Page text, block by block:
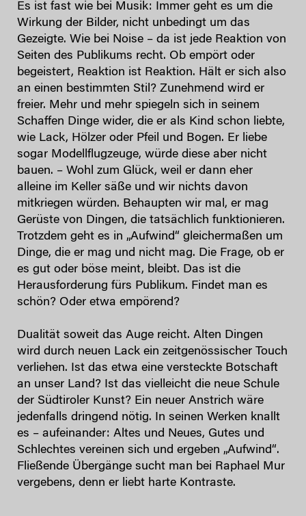
Es ist fast wie bei Musik: Immer geht es um die
Wirkung der Bilder, nicht unbedingt um das
Gezeigte. Wie bei Noise ­– da ist jede Reaktion von
Seiten des Publikums recht. Ob empört oder
begeistert, Reaktion ist Reaktion. Hält er sich also
an einen bestimmten Stil? Zunehmend wird er
freier. Mehr und mehr spiegeln sich in seinem
Schaffen Dinge wider, die er als Kind schon liebte,
wie Lack, Hölzer oder Pfeil und Bogen. Er liebe
sogar Modellflugzeuge, würde diese aber nicht
bauen. – Wohl zum Glück, weil er dann eher
alleine im Keller säße und wir nichts davon
mitkriegen würden. Behaupten wir mal, er mag
Gerüste von Dingen, die tatsächlich funktionieren.
Trotzdem geht es in „Aufwind“ gleichermaßen um
Dinge, die er mag und nicht mag. Die Frage, ob er
es gut oder böse meint, bleibt. Das ist die
Herausforderung fürs Publikum. Findet man es
schön? Oder etwa empörend?
Dualität soweit das Auge reicht. Alten Dingen
wird durch neuen Lack ein zeitgenössischer Touch
verliehen. Ist das etwa eine versteckte Botschaft
an unser Land? Ist das vielleicht die neue Schule
der Südtiroler Kunst? Ein neuer Anstrich wäre
jedenfalls dringend nötig. In seinen Werken knallt
es – aufeinander: Altes und Neues, Gutes und
Schlechtes vereinen sich und ergeben „Aufwind“.
Fließende Übergänge sucht man bei Raphael Mur
vergebens, denn er liebt harte Kontraste.